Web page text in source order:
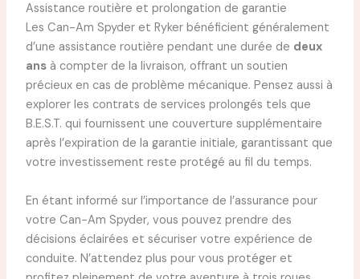
Assistance routière et prolongation de garantie
Les Can-Am Spyder et Ryker bénéficient généralement
d’une assistance routière pendant une durée de deux
ansà compter de la livraison, offrant un soutien
précieux en cas de problème mécanique. Pensez aussi à
explorer les contrats de services prolongés tels que
B.E.S.T. qui fournissent une couverture supplémentaire
après l’expiration de la garantie initiale, garantissant que
votre investissement reste protégé au fil du temps.
En étant informé sur l’importance de l’assurance pour
votre Can-Am Spyder, vous pouvez prendre des
décisions éclairées et sécuriser votre expérience de
conduite. N’attendez plus pour vous protéger et